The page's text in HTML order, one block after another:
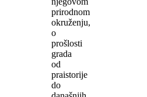
prirodnom
okruženju,
o
prošlosti
grada
od
praistorije
do